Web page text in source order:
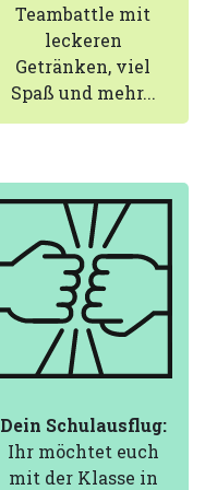
Teambattle mit
leckeren
Getränken, viel
Spaß und mehr...
Dein Schulausflug:
Ihr möchtet euch
mit der Klasse in